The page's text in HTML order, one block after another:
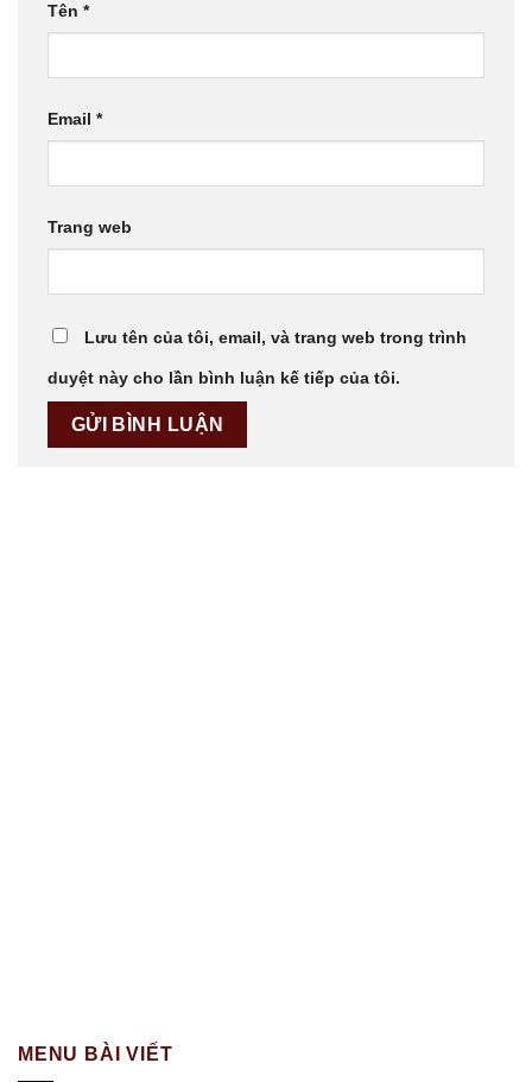
Tên *
Email *
Trang web
Lưu tên của tôi, email, và trang web trong trình
duyệt này cho lần bình luận kế tiếp của tôi.
MENU BÀI VIẾT